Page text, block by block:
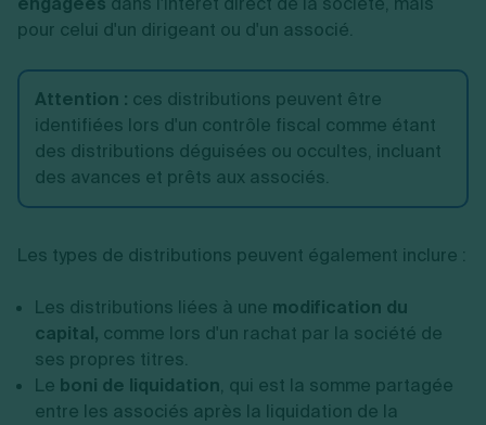
pour celui d'un dirigeant ou d'un associé.
Attention : ces distributions peuvent être
identifiées lors d'un contrôle fiscal comme étant
des distributions déguisées ou occultes, incluant
des avances et prêts aux associés.
Les types de distributions peuvent également inclure :
Les distributions liées à une modification du
capital, comme lors d'un rachat par la société de
ses propres titres.
Le boni de liquidation, qui est la somme partagée
entre les associés après la liquidation de la